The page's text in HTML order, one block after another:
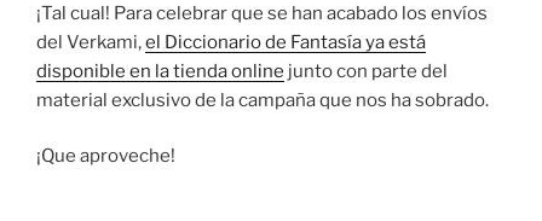
¡Tal cual! Para celebrar que se han acabado los envíos
del Verkami,el Diccionario de Fantasía ya está
disponible en la tienda online junto con parte del
material exclusivo de la campaña que nos ha sobrado.
¡Que aproveche!